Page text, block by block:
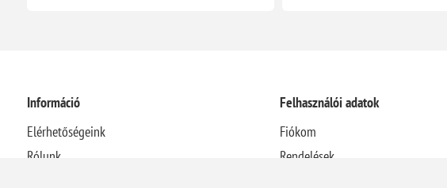
Információ
Elérhetőségeink
Rólunk
Felhasználói adatok
Fiókom
Rendelések